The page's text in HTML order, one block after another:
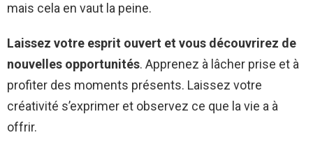
mais cela en vaut la peine.
Laissez votre esprit ouvert et vous découvrirez de
nouvelles opportunités. Apprenez à lâcher prise et à
profiter des moments présents. Laissez votre
créativité s’exprimer et observez ce que la vie a à
offrir.